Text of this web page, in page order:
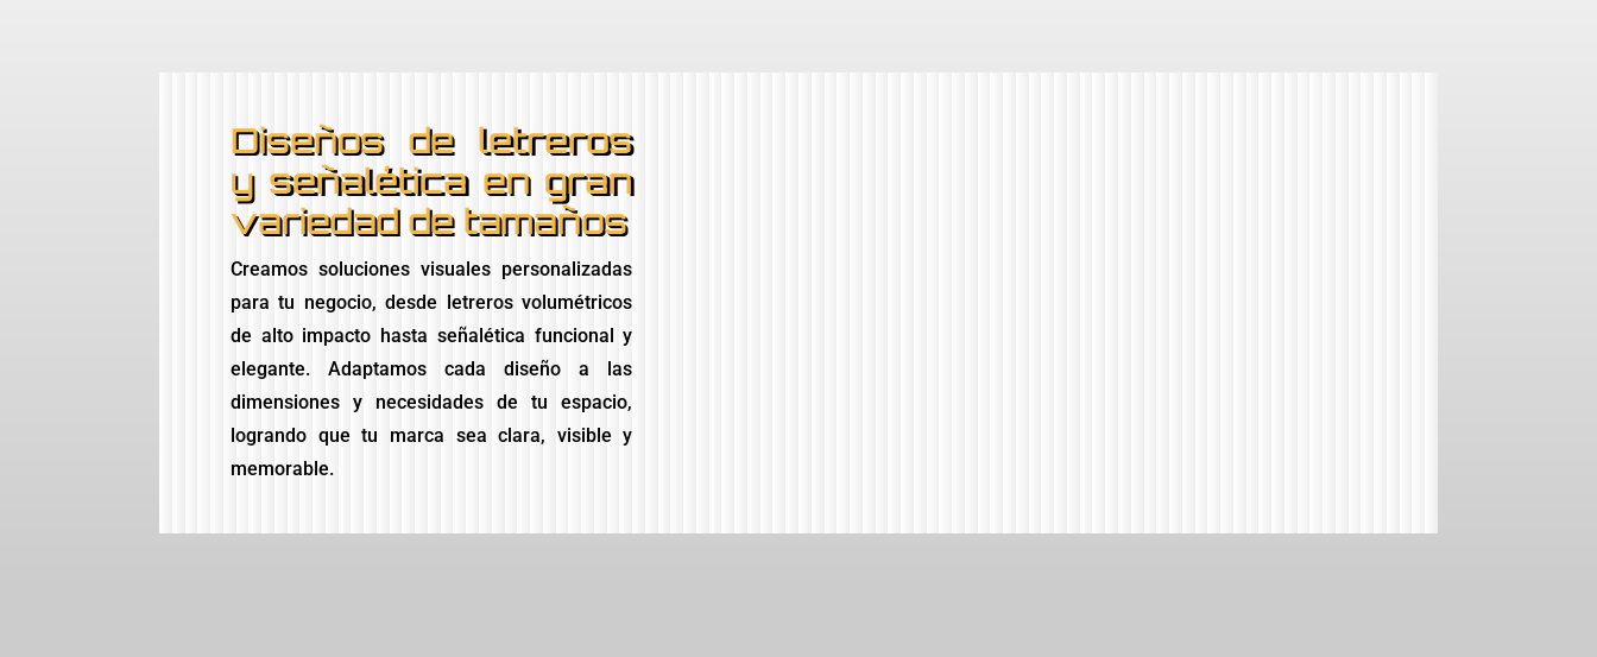
Diseños de letreros
y señalética en gran
variedad de tamaños
Creamos soluciones visuales personalizadas
para tu negocio, desde letreros volumétricos
de alto impacto hasta señalética funcional y
elegante. Adaptamos cada diseño a las
dimensiones y necesidades de tu espacio,
logrando que tu marca sea clara, visible y
memorable.